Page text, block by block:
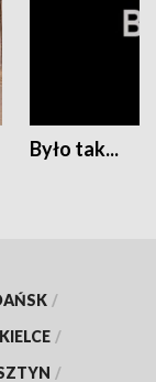
Było tak...
/
KIELCE /
/